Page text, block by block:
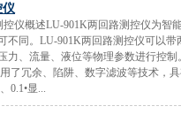
仪
仪概述LU-901K两回路测控仪为
不同。LU-901K两回路测控仪可以
力、流量、液位等物理参数进行控
了冗余、陷阱、数字滤波等技术，
0.1•显...